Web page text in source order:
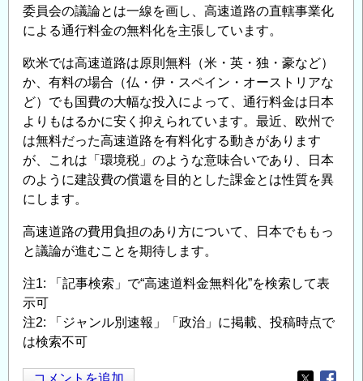
委員会の議論とは一線を画し、高速道路の直轄事業化
による通行料金の無料化を主張しています。
欧米では高速道路は原則無料（米・英・独・豪など）
か、有料の場合（仏・伊・スペイン・オーストリアな
ど）でも国費の大幅な投入によって、通行料金は日本
よりもはるかに安く抑えられています。最近、欧州で
は無料だった高速道路を有料化する動きがあります
が、これは「環境税」のような意味合いであり、日本
のように建設費の償還を目的とした課金とは性質を異
にします。
高速道路の費用負担のあり方について、日本でももっ
と議論が進むことを期待します。
注1: 「記事検索」で“高速道料金無料化”を検索して表
示可
注2: 「ジャンル別速報」「政治」に掲載、投稿時点で
は検索不可
コメントを追加